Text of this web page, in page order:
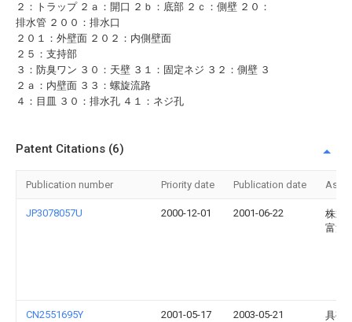
２：トラップ ２ａ：開口 ２ｂ：底部 ２ｃ：側壁 ２０：
排水管 ２００：排水口
２０１：外壁面 ２０２：内側壁面
２５：支持部
３：防臭ワン ３０：天壁 ３１：固定ネジ ３２：側壁 ３
２ａ：内壁面 ３３：螺旋流路
４：目皿 ３０：排水孔 ４１：ネジ孔
Patent Citations (6)
Publication number Priority date Publication date
JP3078057U 2000-12-01 2001-06-22
株式
富沢
CN2551695Y 2001-05-17 2003-05-21 具敬